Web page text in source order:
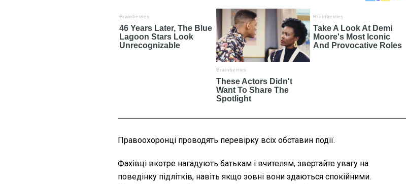
Правоохоронці проводять перевірку всіх обставин події.
Фахівці вкотре нагадують батькам і вчителям, звертайте увагу на
поведінку підлітків, навіть якщо зовні вони здаються спокійними.